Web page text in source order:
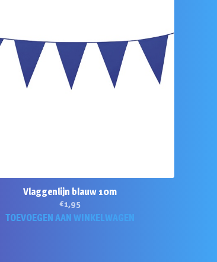
Vlaggenlijn blauw 10m
€1,95
TOEVOEGEN AAN WINKELWAGEN